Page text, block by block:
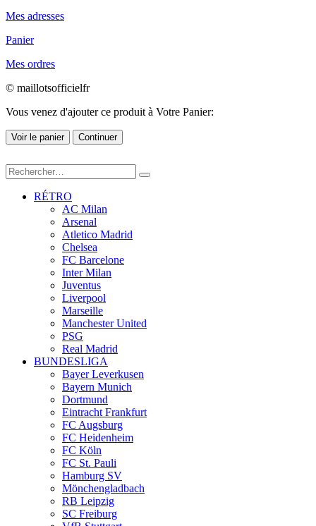
Mes adresses
Panier
Mes ordres
© maillotsofficielfr
Vous venez d'ajouter ce produit à Votre Panier:
Voir le panier Continuer
RÉTRO
AC Milan
Arsenal
Atletico Madrid
Chelsea
FC Barcelone
Inter Milan
Juventus
Liverpool
Marseille
Manchester United
PSG
Real Madrid
BUNDESLIGA
Bayer Leverkusen
Bayern Munich
Dortmund
Eintracht Frankfurt
FC Augsburg
FC Heidenheim
FC Köln
FC St. Pauli
Hamburg SV
Mönchengladbach
RB Leipzig
SC Freiburg